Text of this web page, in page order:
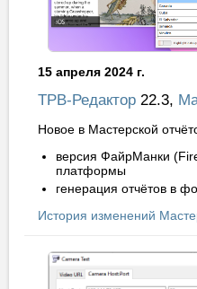
15 апреля 2024 г.
ТРВ-Редактор 22.3,
Новое в Мастерской
версия ФайрМанки
платформы
генерация отчётов в
История изменений